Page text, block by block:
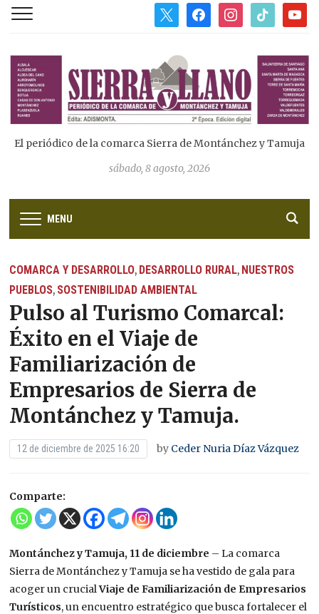
facebookinstagram
tiktok
El periódico de la comarca Sierra de Montánchez y Tamuja
sábado, 8 agosto, 2026
MENU
COMARCA Y DESARROLLO, DESARROLLO RURAL, NUESTROS
PUEBLOS, SOSTENIBILIDAD AMBIENTAL
Pulso al Turismo Comarcal:
Éxito en el Viaje de
Familiarización de
Empresarios de Sierra de
Montánchez y Tamuja.
12 de diciembre de 2025 16:20 by Ceder Nuria Díaz Vázquez
Comparte:
Montánchez y Tamuja, 11 de diciembre – La comarca
Sierra de Montánchez y Tamuja se ha vestido de gala para
acoger un crucialViaje de Familiarización de Empresarios
Turísticos, un encuentro estratégico que busca fortalecer el